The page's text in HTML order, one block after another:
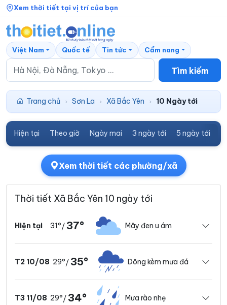
Xem thời tiết tại vị trí của bạn
Tìm kiếm
Việt Nam Quốc tế Tin tức Cẩm nang
Trang chủ › Sơn La › Xã Bắc Yên › 10 Ngày tới
Hiện tại Theo giờ Ngày mai 3 ngày tới 5 ngày tới
Xem thời tiết các phường/xã
Thời tiết Xã Bắc Yên 10 ngày tới
Hiện tại 31°/ 37° Mây đen u ám
T2 10/08 29°/ 35° Dông kèm mưa đá
T3 11/08 29°/ 34° Mưa rào nhẹ